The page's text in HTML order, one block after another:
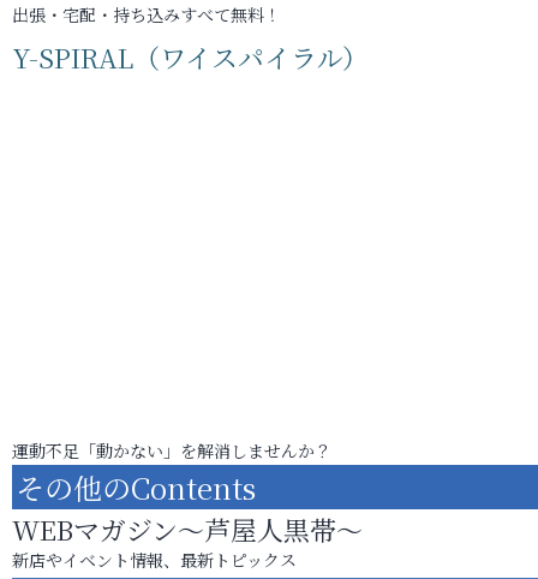
出張・宅配・持ち込みすべて無料！
Y-SPIRAL（ワイスパイラル）
運動不足「動かない」を解消しませんか？
その他のContents
WEBマガジン～芦屋人黒帯～
新店やイベント情報、最新トピックス